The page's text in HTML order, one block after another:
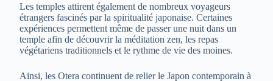
Les temples attirent également de nombreux voyageurs
étrangers fascinés par la spiritualité japonaise. Certaines
expériences permettent même de passer une nuit dans un
temple afin de découvrir la méditation zen, les repas
végétariens traditionnels et le rythme de vie des moines.
Ainsi, les Otera continuent de relier le Japon contemporain à